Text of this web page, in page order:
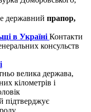
державний прапор,
в Україні Контакти
консульств
велика держава,
кілометрів і
підтверджує